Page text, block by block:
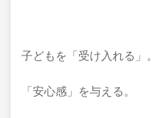
子どもを「受け入れる」。
「安心感」を与える。